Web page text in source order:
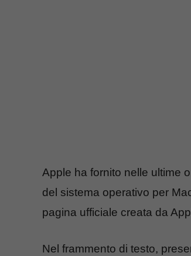
Apple ha fornito nelle ultime
del sistema operativo per
pagina ufficiale creata da
Nel frammento di testo,